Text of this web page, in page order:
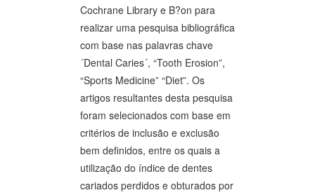
Cochrane Library e B?on para
realizar uma pesquisa bibliográfica
com base nas palavras chave
´Dental Caries´, “Tooth Erosion”,
“Sports Medicine” “Diet”. Os
artigos resultantes desta pesquisa
foram selecionados com base em
critérios de inclusão e exclusão
bem definidos, entre os quais a
utilização do índice de dentes
cariados perdidos e obturados por